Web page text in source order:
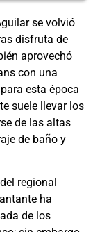
se volvió
disfruta de
aprovechó
con una
esta época
suele llevar los
de las altas
de baño y
regional
ha
de los